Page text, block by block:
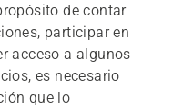
de contar
participar en
acceso a algunos
es necesario
que lo